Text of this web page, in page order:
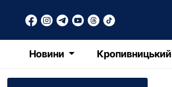
Новини Кропивницький